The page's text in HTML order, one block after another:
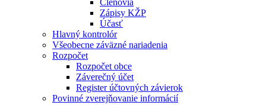
Členovia
Zápisy KŽP
Účasť
Hlavný kontrolór
Všeobecne záväzné nariadenia
Rozpočet
Rozpočet obce
Záverečný účet
Register účtovných závierok
Povinné zverejňovanie informácií